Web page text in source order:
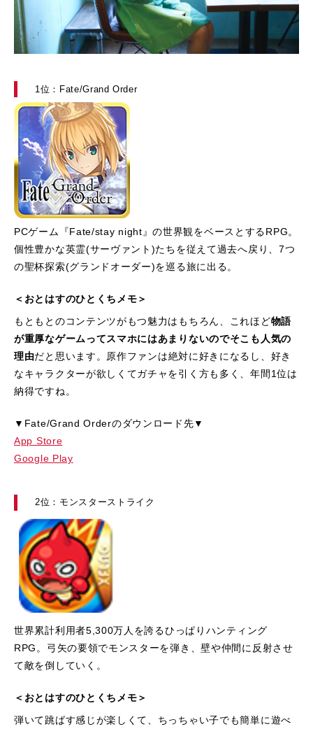
1位：Fate/Grand Order
PCゲーム『Fate/stay night』の世界観をベースとするRPG。
個性豊かな英霊(サーヴァント)たちを従えて過去へ戻り、7つ
の聖杯探索(グランドオーダー)を巡る旅に出る。
＜おとはすのひとくちメモ＞
もともとのコンテンツがもつ魅力はもちろん、これほど物語
が重厚なゲームってスマホにはあまりないのでそこも人気の
理由だと思います。原作ファンは絶対に好きになるし、好き
なキャラクターが欲しくてガチャを引く方も多く、年間1位は
納得ですね。
▼Fate/Grand Orderのダウンロード先▼
App Store
Google Play
2位：モンスターストライク
世界累計利用者5,300万人を誇るひっぱりハンティング
RPG。弓矢の要領でモンスターを弾き、壁や仲間に反射させ
て敵を倒していく。
＜おとはすのひとくちメモ＞
弾いて跳ばす感じが楽しくて、ちっちゃい子でも簡単に遊べ